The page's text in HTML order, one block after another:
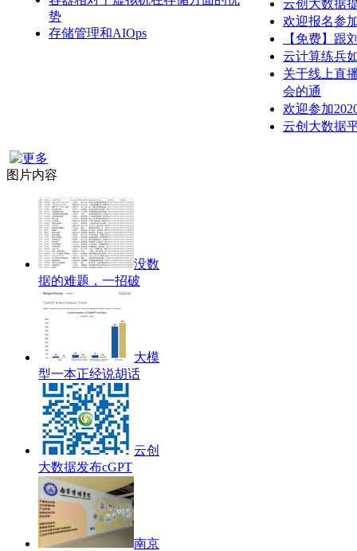
势
存储管理和AIOps
云创大数据
欢迎报名参
【免费】跟
云计算练兵
关于线上直
会的通
欢迎参加
云创大数据
图片内容
没数
据的难题，一招破
大模
型一本正经说胡话
云创
大数据发布cGPT
南京